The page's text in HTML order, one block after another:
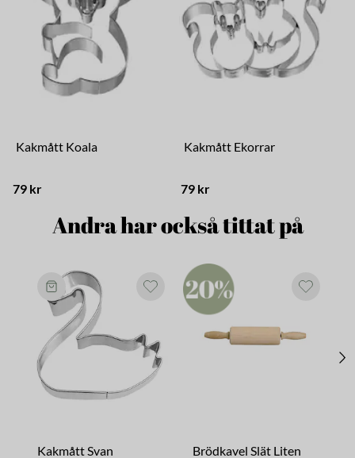
Kakmått Koala
79 kr
Kakmått Ekorrar
79 kr
Andra har också tittat på
Kakmått Svan Brödkavel Slät Liten